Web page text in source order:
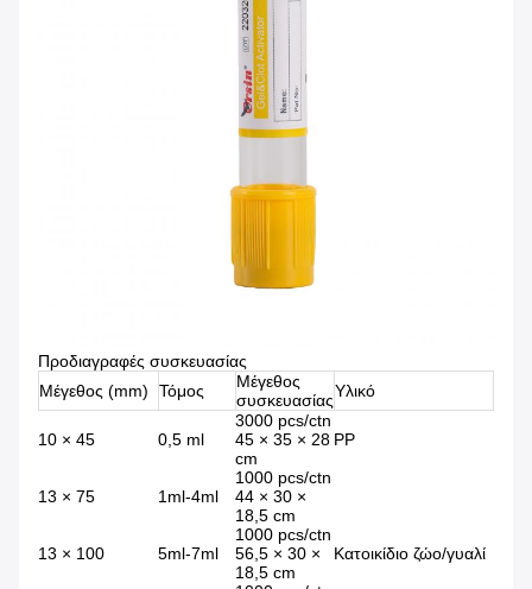
Προδιαγραφές συσκευασίας
Μέγεθος (mm)
Τόμος
Μέγεθος
συσκευασίαςΥλικό
10 × 45 0,5 ml
3000 pcs/ctn
45 × 35 × 28
cm
PP
13 × 75 1ml-4ml
1000 pcs/ctn
44 × 30 ×
18,5 cm
Κατοικίδιο ζώο/γυαλί
13 × 100 5ml-7ml
1000 pcs/ctn
56,5 × 30 ×
18,5 cm